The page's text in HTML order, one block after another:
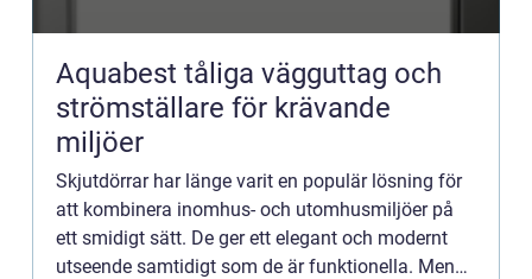
Aquabest tåliga vägguttag och
strömställare för krävande
miljöer
Skjutdörrar har länge varit en populär lösning för
att kombinera inomhus- och utomhusmiljöer på
ett smidigt sätt. De ger ett elegant och modernt
utseende samtidigt som de är funktionella. Men